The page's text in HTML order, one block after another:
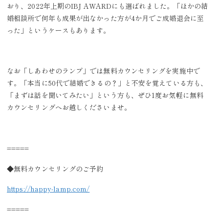
おり、2022年上期のIBJ AWARDにも選ばれました。「ほかの結
婚相談所で何年も成果が出なかった方が4か月でご成婚退会に至
った」というケースもあります。
なお「しあわせのランプ」では無料カウンセリングを実施中で
す。「本当に50代で結婚できるの？」と不安を覚えている方も、
「まずは話を聞いてみたい」という方も、ぜひ1度お気軽に無料
カウンセリングへお越しくださいませ。
=====
◆無料カウンセリングのご予約
https://happy-lamp.com/
=====